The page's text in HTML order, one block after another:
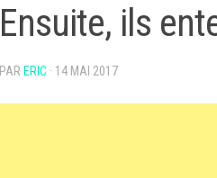
Ensuite, ils
PAR ERIC · 14 MAI 2017